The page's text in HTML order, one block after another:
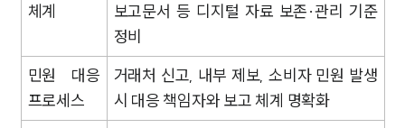
체계
보고문서 등 디지털 자료 보존·관리 기준
정비
민원 대응
프로세스
거래처 신고, 내부 제보, 소비자 민원 발생
시 대응 책임자와 보고 체계 명확화